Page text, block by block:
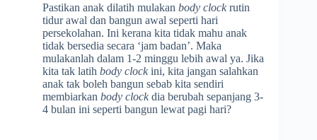
Pastikan anak dilatih mulakan body clock rutin
tidur awal dan bangun awal seperti hari
persekolahan. Ini kerana kita tidak mahu anak
tidak bersedia secara ‘jam badan’. Maka
mulakanlah dalam 1-2 minggu lebih awal ya. Jika
kita tak latih body clock ini, kita jangan salahkan
anak tak boleh bangun sebab kita sendiri
membiarkan body clock dia berubah sepanjang 3-
4 bulan ini seperti bangun lewat pagi hari?